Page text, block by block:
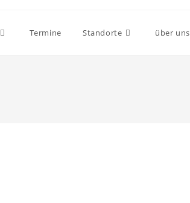
Termine Standorte über uns